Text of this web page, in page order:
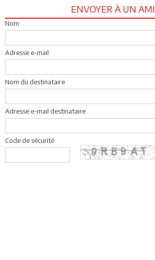
ENVOYER À UN AMI
Nom
Adresse e-mail
Nom du destinataire
Adresse e-mail destinataire
Code de sécurité